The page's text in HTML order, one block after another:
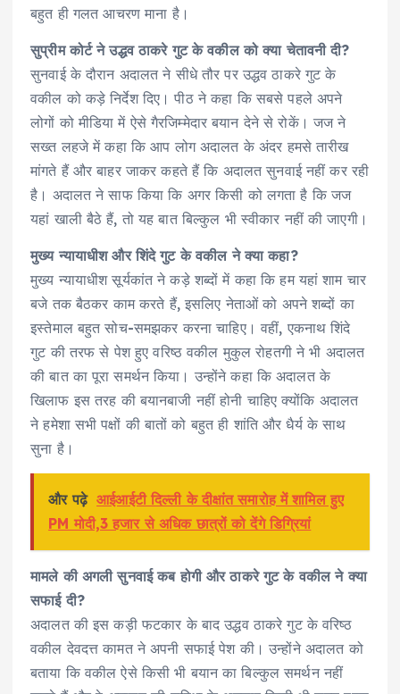
बहुत ही गलत आचरण माना है।
सुप्रीम कोर्ट ने उद्धव ठाकरे गुट के वकील को क्या चेतावनी दी?
सुनवाई के दौरान अदालत ने सीधे तौर पर उद्धव ठाकरे गुट के
वकील को कड़े निर्देश दिए। पीठ ने कहा कि सबसे पहले अपने
लोगों को मीडिया में ऐसे गैरजिम्मेदार बयान देने से रोकें। जज ने
सख्त लहजे में कहा कि आप लोग अदालत के अंदर हमसे तारीख
मांगते हैं और बाहर जाकर कहते हैं कि अदालत सुनवाई नहीं कर रही
है। अदालत ने साफ किया कि अगर किसी को लगता है कि जज
यहां खाली बैठे हैं, तो यह बात बिल्कुल भी स्वीकार नहीं की जाएगी।
मुख्य न्यायाधीश और शिंदे गुट के वकील ने क्या कहा?
मुख्य न्यायाधीश सूर्यकांत ने कड़े शब्दों में कहा कि हम यहां शाम चार
बजे तक बैठकर काम करते हैं, इसलिए नेताओं को अपने शब्दों का
इस्तेमाल बहुत सोच-समझकर करना चाहिए। वहीं, एकनाथ शिंदे
गुट की तरफ से पेश हुए वरिष्ठ वकील मुकुल रोहतगी ने भी अदालत
की बात का पूरा समर्थन किया। उन्होंने कहा कि अदालत के
खिलाफ इस तरह की बयानबाजी नहीं होनी चाहिए क्योंकि अदालत
ने हमेशा सभी पक्षों की बातों को बहुत ही शांति और धैर्य के साथ
सुना है।
और पढ़े आईआईटी दिल्ली के दीक्षांत समारोह में शामिल हुए
PM मोदी,3 हजार से अधिक छात्रों को देंगे डिग्रियां
मामले की अगली सुनवाई कब होगी और ठाकरे गुट के वकील ने क्या
सफाई दी?
अदालत की इस कड़ी फटकार के बाद उद्धव ठाकरे गुट के वरिष्ठ
वकील देवदत्त कामत ने अपनी सफाई पेश की। उन्होंने अदालत को
बताया कि वकील ऐसे किसी भी बयान का बिल्कुल समर्थन नहीं